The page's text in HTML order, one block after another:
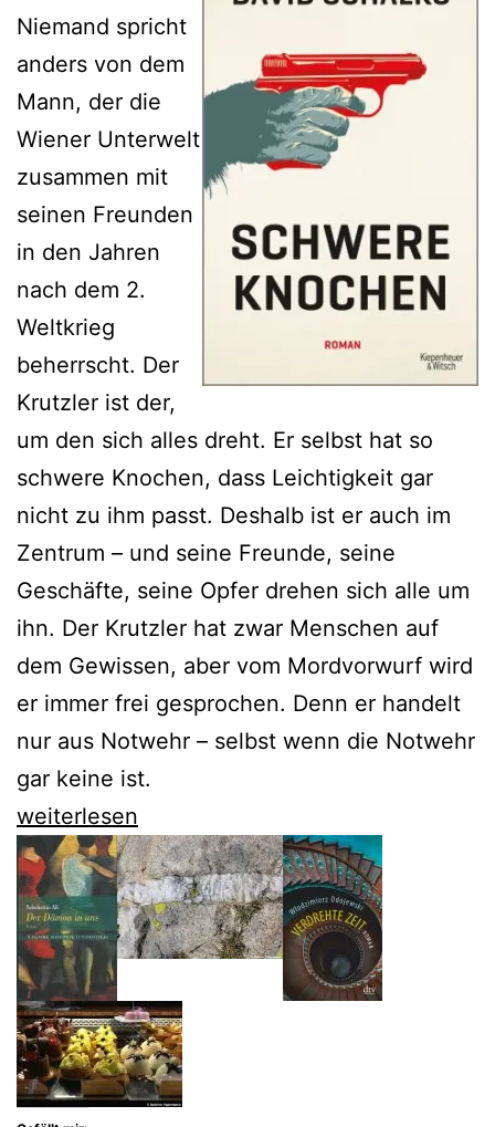
Niemand spricht
anders von dem
Mann, der die
Wiener Unterwelt
zusammen mit
seinen Freunden
in den Jahren
nach dem 2.
Weltkrieg
beherrscht. Der
Krutzler ist der,
um den sich alles dreht. Er selbst hat so
schwere Knochen, dass Leichtigkeit gar
nicht zu ihm passt. Deshalb ist er auch im
Zentrum – und seine Freunde, seine
Geschäfte, seine Opfer drehen sich alle um
ihn. Der Krutzler hat zwar Menschen auf
dem Gewissen, aber vom Mordvorwurf wird
er immer frei gesprochen. Denn er handelt
nur aus Notwehr – selbst wenn die Notwehr
gar keine ist.
David
Schalko
zeigt
Österreich
in
den
Verstrickungen
des
20.
weiterlesen